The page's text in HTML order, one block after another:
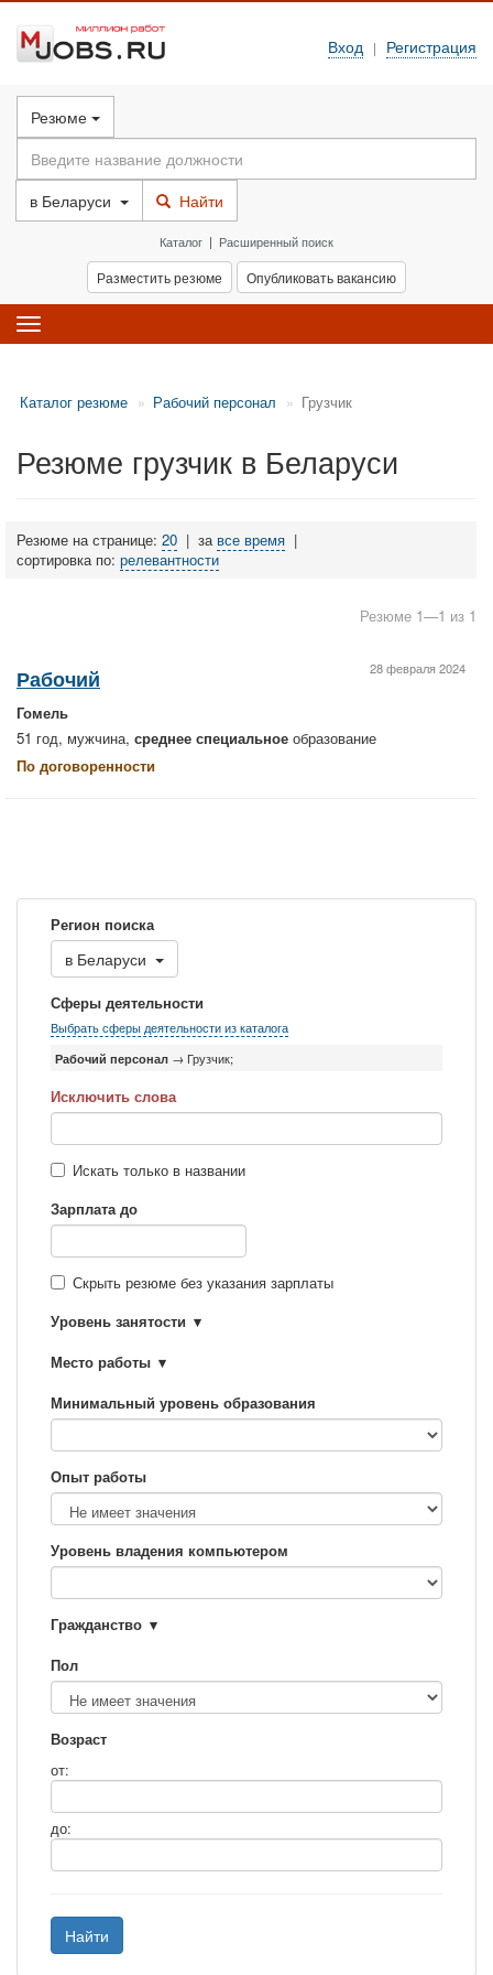
Вход | Регистрация
Резюме
в Беларуси Найти
Каталог | Расширенный поиск
Разместить резюме Опубликовать вакансию
Toggle
navigation
Каталог резюме Рабочий персонал Грузчик
Резюме грузчик в Беларуси
Резюме на странице: 20 | за все время |
сортировка по: релевантности
Резюме 1—1 из 1
28 февраля 2024
Рабочий
Гомель
51 год, мужчина, среднее специальное образование
По договоренности
Регион поиска
в Беларуси
Сферы деятельности
Выбрать сферы деятельности из каталога
Рабочий персонал → Грузчик;
Исключить слова
Искать только в названии
Зарплата до
Скрыть резюме без указания зарплаты
Уровень занятости
Место работы
Минимальный уровень образования
Опыт работы
Уровень владения компьютером
Гражданство
Пол
Возраст
от:
до:
Найти